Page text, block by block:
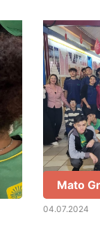
Mato
04.07.2024